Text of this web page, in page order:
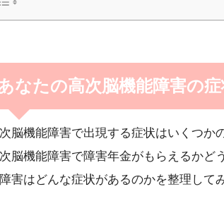
なたの高次脳機能障害の
脳機能障害で出現する症状はいくつか
脳機能障害で障害年金がもらえるかど
害はどんな症状があるのかを整理して